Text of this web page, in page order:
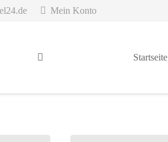
Mein Konto
Startseite